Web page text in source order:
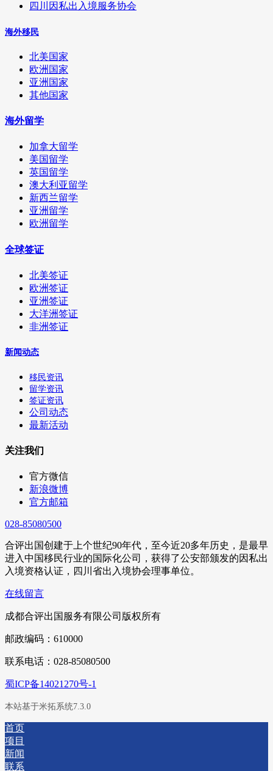
四川因私出入境服务协会
海外移民
北美国家
欧洲国家
亚洲国家
其他国家
海外留学
加拿大留学
美国留学
英国留学
澳大利亚留学
新西兰留学
亚洲留学
欧洲留学
全球签证
北美签证
欧洲签证
亚洲签证
大洋洲签证
非洲签证
新闻动态
移民资讯
留学资讯
签证资讯
公司动态
最新活动
关注我们
官方微信
新浪微博
官方邮箱
028-85080500
合评出国创建于上个世纪90年代，至今近20多年历史，是最早
进入中国移民行业的国际化公司，获得了公安部颁发的因私出
入境资格认证，四川省出入境协会理事单位。
在线留言
成都合评出国服务有限公司版权所有
邮政编码：610000
联系电话：028-85080500
蜀ICP备14021270号-1
本站基于米拓系统7.3.0
首页
项目
新闻
联系